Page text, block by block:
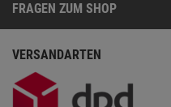
FRAGEN ZUM SHOP
VERSANDARTEN